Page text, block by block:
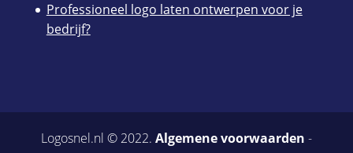
Professioneel logo laten ontwerpen voor je
bedrijf?
Logosnel.nl © 2022. Algemene voorwaarden -